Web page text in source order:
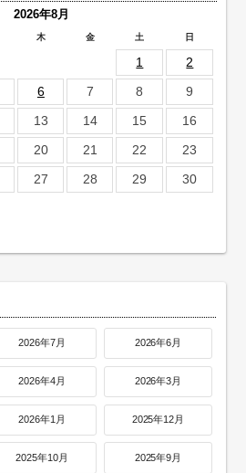
2026年8月
木 金 土 日
1
2
6 7 8
9
13 14 15
16
20 21 22
23
27 28 29
30
2026年7月 2026年6月
2026年4月 2026年3月
2026年1月 2025年12月
2025年10月 2025年9月